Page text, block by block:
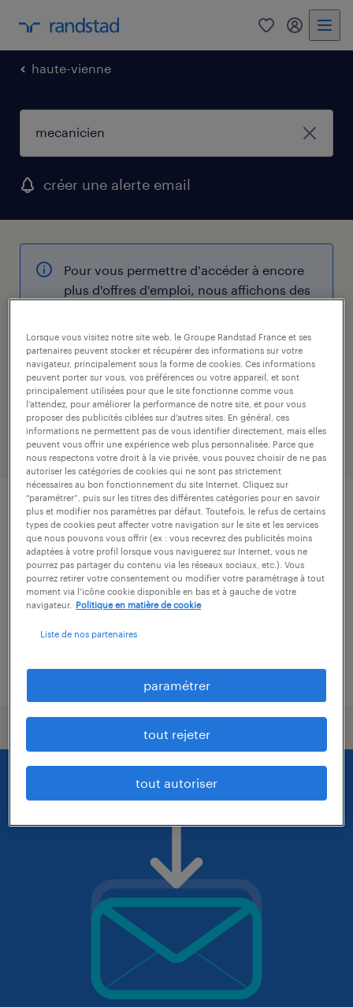
0 mon
haute-vienne
créer une alerte email
Pour vous permettre d'accéder à encore
plus d'offres d'emploi, nous affichons des
1 offre d'emploi : mecanicien, Limoges,
Haute-Vienne
filtres 1
mécanicien de maintenance (f/h).
saillat-sur-vienne, haute-vienne
intérim
13,49 € - 15,49 € par heure
publié le 6 août 2026
Lorsque vous visitez notre site web, le Groupe Randstad France et ses
partenaires peuvent stocker et récupérer des informations sur votre
navigateur, principalement sous la forme de cookies. Ces informations
peuvent porter sur vous, vos préférences ou votre appareil, et sont
principalement utilisées pour que le site fonctionne comme vous
l’attendez, pour améliorer la performance de notre site, et pour vous
proposer des publicités ciblées sur d’autres sites. En général, ces
informations ne permettent pas de vous identifier directement, mais elles
peuvent vous offrir une expérience web plus personnalisée. Parce que
nous respectons votre droit à la vie privée, vous pouvez choisir de ne pas
autoriser les catégories de cookies qui ne sont pas strictement
nécessaires au bon fonctionnement du site Internet. Cliquez sur
“paramétrer”, puis sur les titres des différentes catégories pour en savoir
plus et modifier nos paramètres par défaut. Toutefois, le refus de certains
types de cookies peut affecter votre navigation sur le site et les services
que nous pouvons vous offrir (ex : vous recevrez des publicités moins
adaptées à votre profil lorsque vous naviguerez sur Internet, vous ne
pourrez pas partager du contenu via les réseaux sociaux, etc.). Vous
pourrez retirer votre consentement ou modifier votre paramétrage à tout
moment via l’icône cookie disponible en bas et à gauche de votre
navigateur.
Politique en matière de cookie
Liste de nos partenaires
paramétrer
tout rejeter
tout autoriser